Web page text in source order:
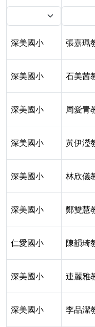
深美國小 張嘉珮
深美國小 石美茜
深美國小 周愛青
深美國小 黃伊瀅
深美國小 林欣儀
深美國小 鄭雙慧
仁愛國小 陳韻琦
深美國小 連麗雅
深美國小 李品潔